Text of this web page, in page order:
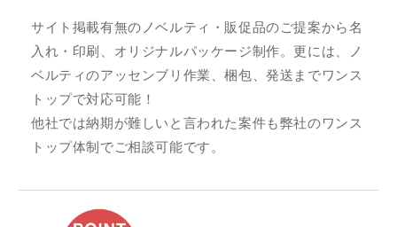
サイト掲載有無のノベルティ・販促品のご提案から名
入れ・印刷、オリジナルパッケージ制作。更には、ノ
ベルティのアッセンブリ作業、梱包、発送までワンス
トップで対応可能！
他社では納期が難しいと言われた案件も弊社のワンス
トップ体制でご相談可能です。